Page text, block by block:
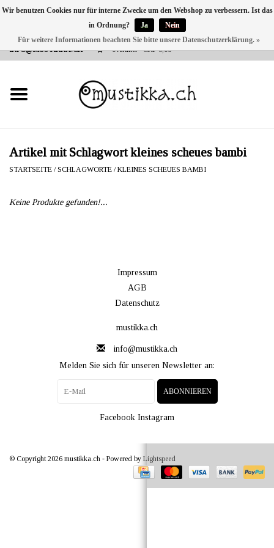
VERSANDKOSTEN 0 CHF INNERHALB CH | INT. VERSAND ÜBER
INFO@MUSTIKKA.CH
0 Artikel - CHF 0,00
NEU BEI UNS
SHOP - A PIECE OF
FINLAND FOR YOU
Artikel mit Schlagwort kleines scheues bambi
STARTSEITE /SCHLAGWORTE /KLEINES SCHEUES BAMBI
Keine Produkte gefunden!...
Impressum
AGB
Datenschutz
mustikka.ch
info@mustikka.ch
Melden Sie sich für unseren Newsletter an:
ABONNIEREN
Facebook Instagram
© Copyright 2026 mustikka.ch - Powered by Lightspeed
Wir benutzen Cookies nur für interne Zwecke um den Webshop zu verbessern. Ist das
in Ordnung?
Ja
Nein
Für weitere Informationen beachten Sie bitte unsere Datenschutzerklärung. »